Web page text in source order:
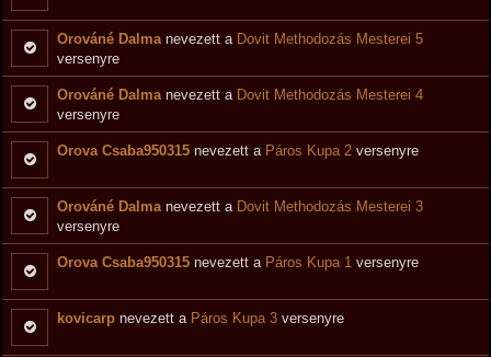
Orováné Dalma nevezett a Dovit Methodozás Mesterei 5
versenyre
Orováné Dalma nevezett a Dovit Methodozás Mesterei 4
versenyre
Orova Csaba950315 nevezett a Páros Kupa 2 versenyre
Orováné Dalma nevezett a Dovit Methodozás Mesterei 3
versenyre
Orova Csaba950315 nevezett a Páros Kupa 1 versenyre
kovicarp nevezett a Páros Kupa 3 versenyre